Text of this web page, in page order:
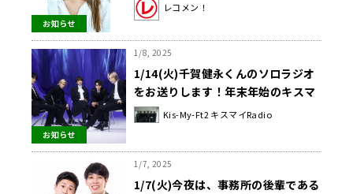
お知らせ
レコメン！
お知らせ
1/8, 2025
1/14(火)千賀健永くんのソロラジオ
をお送りします！年末年始のキスマ
イは？Kis-My-Ft2 キスマイRadio
1/7, 2025
1/7(火)今夜は、事務所の後輩である